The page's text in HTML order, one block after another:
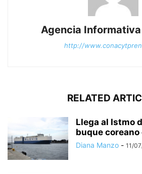
Agencia
http://
RELATED
Llega al Istmo
buque
Diana Manzo - 11/